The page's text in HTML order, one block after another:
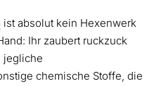
ist absolut kein Hexenwerk
Ihr zaubert ruckzuck
jegliche
chemische Stoffe, die